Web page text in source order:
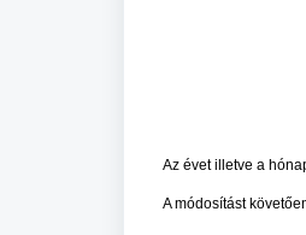
Az évet illetve a
A módosítást